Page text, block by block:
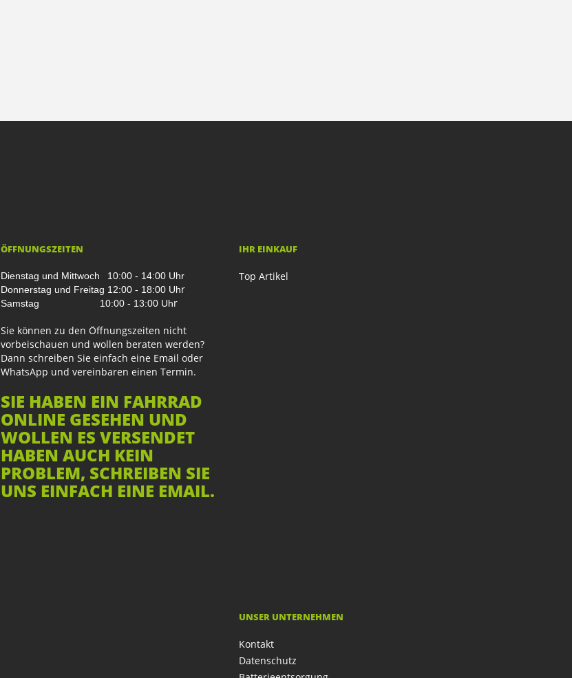
ÖFFNUNGSZEITEN
Dienstag und Mittwoch
10:00 - 14:00 Uhr
Donnerstag und Freitag 12:00 - 18:00 Uhr
Samstag 10:00 - 13:00 Uhr
Sie können zu den Öffnungszeiten nicht
vorbeischauen und wollen beraten werden?
Dann schreiben Sie einfach eine Email oder
WhatsApp und vereinbaren einen Termin.
SIE HABEN EIN FAHRRAD
ONLINE GESEHEN UND
WOLLEN ES VERSENDET
HABEN AUCH KEIN
PROBLEM, SCHREIBEN SIE
UNS EINFACH EINE EMAIL.
IHR EINKAUF
Top Artikel
UNSER UNTERNEHMEN
Kontakt
Datenschutz